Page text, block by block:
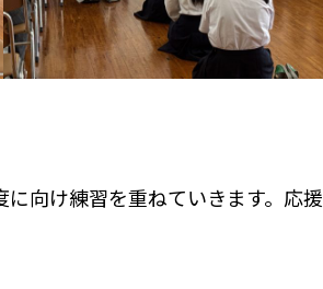
向け練習を重ねていきます。応